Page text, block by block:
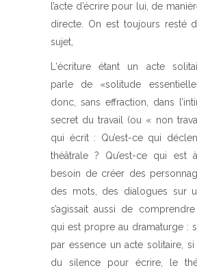
l’acte d’écrire pour lui, de
directe. On est toujours resté
sujet,
L‘écriture étant un acte
parle de «solitude
donc, sans effraction, dans
secret du travail (ou « non
qui écrit : Qu’est-ce qui
théâtrale ? Qu’est-ce qui est
besoin de créer des
des mots, des dialogues sur
s’agissait aussi de
qui est propre au dramaturge :
par essence un acte solitaire, si
du silence pour écrire, le